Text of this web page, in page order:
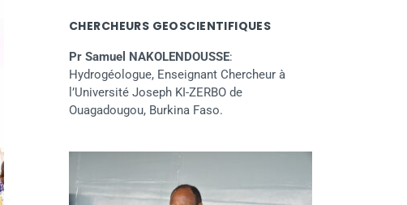
CHERCHEURS GEOSCIENTIFIQUES
Pr Samuel NAKOLENDOUSSE:
Hydrogéologue, Enseignant Chercheur à
l’Université Joseph KI-ZERBO de
Ouagadougou, Burkina Faso.